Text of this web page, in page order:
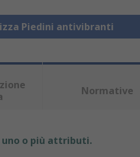
Piedini antivibranti
Normative
o più attributi.